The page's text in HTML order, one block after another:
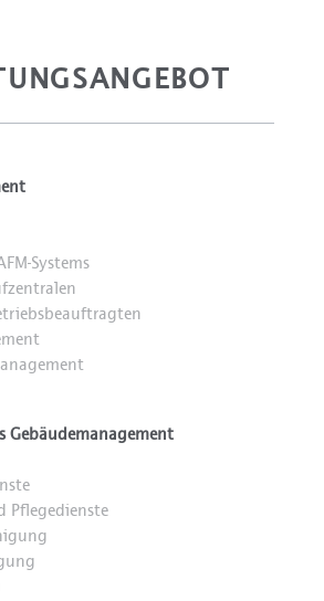
Systems
Gebäudemanagement
Pflegedienste